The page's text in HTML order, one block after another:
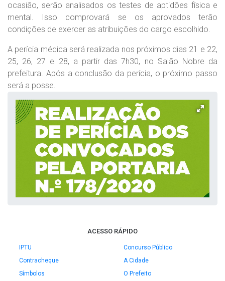
ocasião, serão analisados os testes de aptidões física e
mental. Isso comprovará se os aprovados terão
condições de exercer as atribuições do cargo escolhido.
A perícia médica será realizada nos próximos dias 21 e 22,
25, 26, 27 e 28, a partir das 7h30, no Salão Nobre da
prefeitura. Após a conclusão da perícia, o próximo passo
será a posse.
ACESSO RÁPIDO
IPTU
Concurso Público
Contracheque
A Cidade
Símbolos
O Prefeito